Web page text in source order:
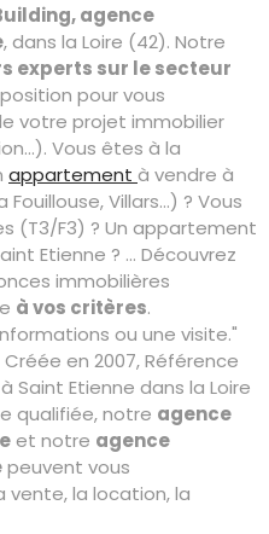
agence
, dans la Loire (42). Notre
experts sur le secteur
pour vous
votre projet immobilier
Vous êtes à la
appartement à vendre à
Villars...) ? Vous
(T3/F3) ? Un appartement
Etienne ? ... Découvrez
immobilières
à vos critères.
ou une visite."
en 2007, Référence
Saint Etienne dans la Loire
qualifiée, notre agence
et notre agence
peuvent vous
vente, la location, la